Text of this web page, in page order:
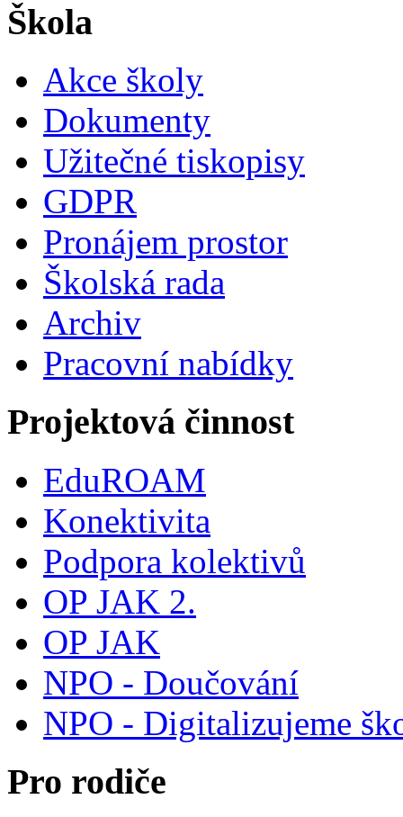
Škola
Akce školy
Dokumenty
Užitečné tiskopisy
GDPR
Pronájem prostor
Školská rada
Archiv
Pracovní nabídky
Projektová činnost
EduROAM
Konektivita
Podpora kolektivů
OP JAK 2.
OP JAK
NPO - Doučování
NPO - Digitalizujeme
Pro rodiče